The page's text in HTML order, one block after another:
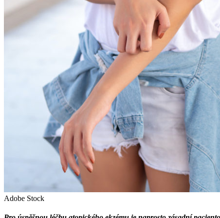
Adobe Stock